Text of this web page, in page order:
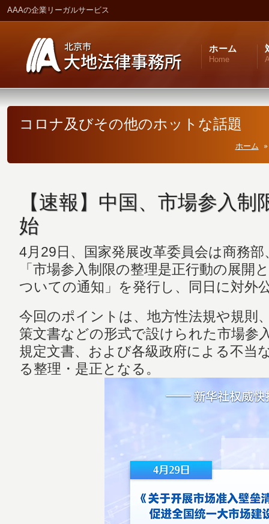
AAAの企業リーガルサービス
ホーム
Home
コロナ及びその他のホットな話題
ホーム
【速報】中国、市場参入
始
4月29日、国家発展改革委員会は商務
「市場参入制限の整理是正行動の展開
ついての通知」を発行し、同日に対外
今回のポイントは、地方性法規や規則
策文書などの形式で設けられた市場参
規定文書、および各級政府による不当
る整理・是正となる。